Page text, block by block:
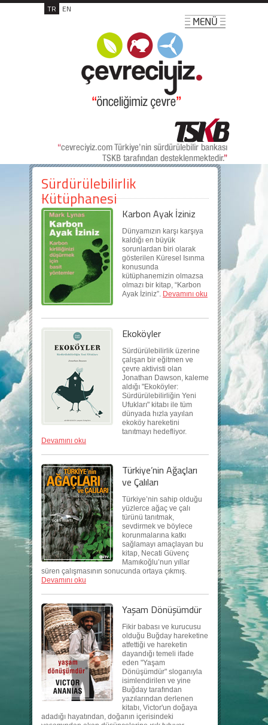
TR EN
Sürdürülebilirlik
Kütüphanesi
Karbon Ayak İziniz
Dünyamızın karşı karşıya
kaldığı en büyük
sorunlardan biri olarak
gösterilen Küresel Isınma
konusunda
kütüphanemizin olmazsa
olmazı bir kitap, “Karbon
Ayak İziniz”. Devamını oku
Ekoköyler
Sürdürülebilirlik üzerine
çalışan bir eğitmen ve
çevre aktivisti olan
Jonathan Dawson, kaleme
aldığı "Ekoköyler:
Sürdürülebilirliğin Yeni
Ufukları" kitabı ile tüm
dünyada hızla yayılan
ekoköy hareketini
tanıtmayı hedefliyor.
Devamını oku
Türkiye’nin Ağaçları
ve Çalıları
Türkiye’nin sahip olduğu
yüzlerce ağaç ve çalı
türünü tanıtmak,
sevdirmek ve böylece
korunmalarına katkı
sağlamayı amaçlayan bu
kitap, Necati Güvenç
Mamıkoğlu’nun yıllar
süren çalışmasının sonucunda ortaya çıkmış.
Devamını oku
Yaşam Dönüşümdür
Fikir babası ve kurucusu
olduğu Buğday hareketine
atfettiği ve hareketin
dayandığı temeli ifade
eden "Yaşam
Dönüşümdür" sloganıyla
isimlendirilen ve yine
Buğday tarafından
yazılarından derlenen
kitabı, Victor'un doğaya
adadığı hayatından, doğanın içerisindeki